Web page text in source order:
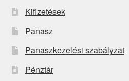
Kifizetések
Panasz
Panaszkezelési szabályzat
Pénztár